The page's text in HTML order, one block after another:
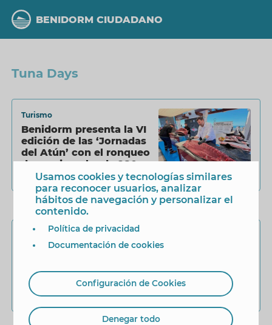
contenido
principal
BENIDORM CIUDADANO
Tuna Days
Turismo
Benidorm presenta la VI
edición de las ‘Jornadas
del Atún’ con el ronqueo
de un ejemplar de 280
kilos
15 Abril 2026
Benidorm Gastronómico
Jornadas del Atún del 12
al 21 de mayo
4 Mayo 2023
Usamos cookies y tecnologías similares
para reconocer usuarios, analizar
hábitos de navegación y personalizar el
contenido.
Política de privacidad
Documentación de cookies
Configuración de Cookies
Denegar todo